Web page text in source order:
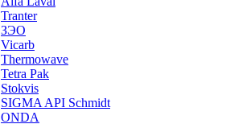
Tranter
ЗЭО
Vicarb
Thermowave
Tetra Pak
Stokvis
SIGMA API Schmidt
ONDA